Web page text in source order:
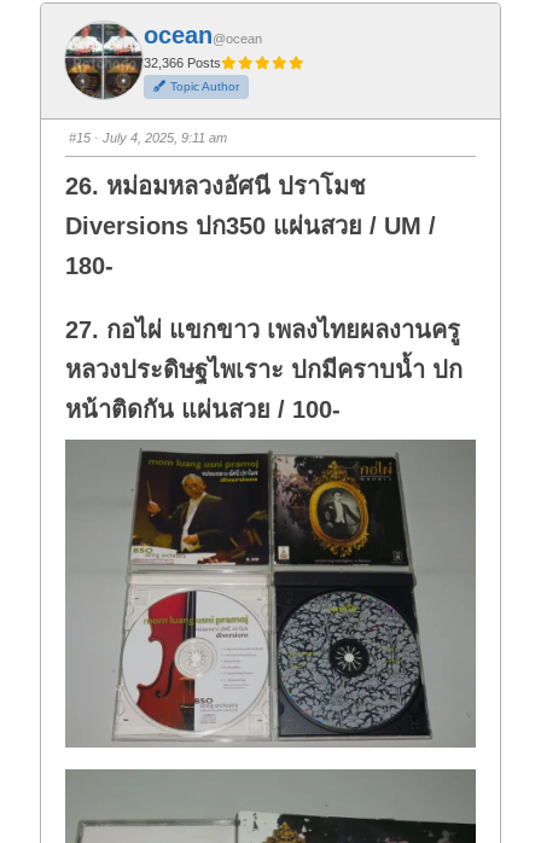
k
f
o
r
t
h
u
m
d
o
n
.
k
o
r
t
h
u
m
u
p
ocean@ocean
32,366 Posts
Topic Author
#15 · July 4, 2025, 9:11 am
26. หม่อมหลวงอัศนี ปราโมช
Diversions ปก350 แผ่นสวย / UM /
180-
27. กอไผ่ แขกขาว เพลงไทยผลงานครู
หลวงประดิษฐไพเราะ ปกมีคราบน้ำ ปก
หน้าติดกัน แผ่นสวย / 100-